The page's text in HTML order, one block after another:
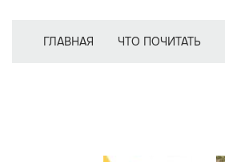
ГЛАВНАЯ ЧТО ПОЧИТАТЬ